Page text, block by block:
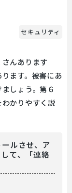
セキュリティ
んあります
ます。被害にあ
しょう。第６
かりやすく説
ルさせ、ア
て、「連絡